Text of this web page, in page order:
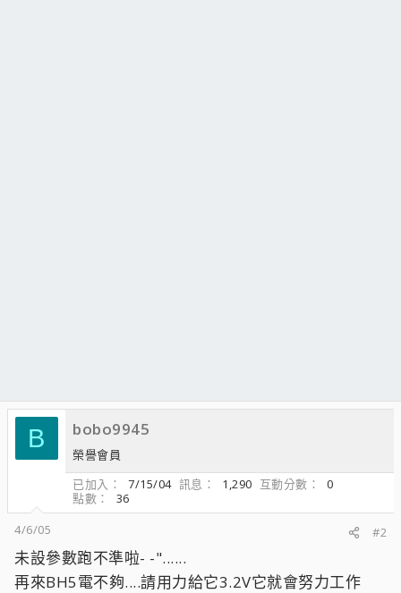
B bobo9945
榮譽會員
已加入
7/15/04 訊息 1,290 互動分數
0
點數
36
4/6/05
#2
未設參數跑不準啦- -"......
再來BH5電不夠....請用力給它3.2V它就會努力工作